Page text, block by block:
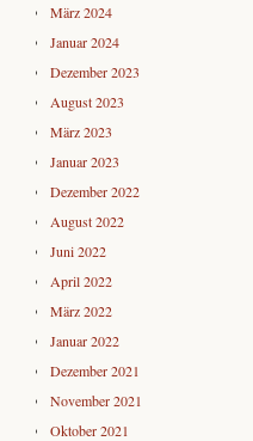
März 2024
Januar 2024
Dezember 2023
August 2023
März 2023
Januar 2023
Dezember 2022
August 2022
Juni 2022
April 2022
März 2022
Januar 2022
Dezember 2021
November 2021
Oktober 2021